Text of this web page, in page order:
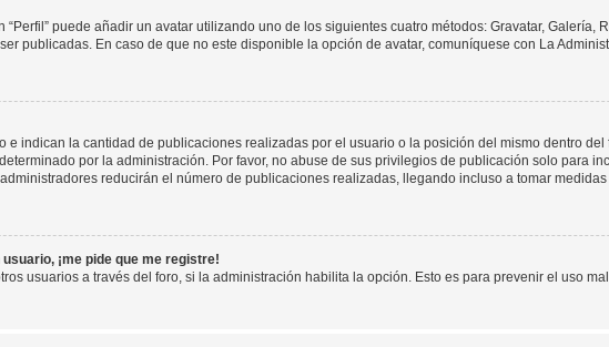
puede añadir un avatar utilizando uno de los siguientes cuatro métodos: Gravatar, Galería,
publicadas. En caso de que no este disponible la opción de avatar, comuníquese con La
e indican la cantidad de publicaciones realizadas por el usuario o la posición del mismo dentro
por la administración. Por favor, no abuse de sus privilegios de publicación solo para
reducirán el número de publicaciones realizadas, llegando incluso a tomar
¡me pide que me registre!
usuarios a través del foro, si la administración habilita la opción. Esto es para prevenir el uso